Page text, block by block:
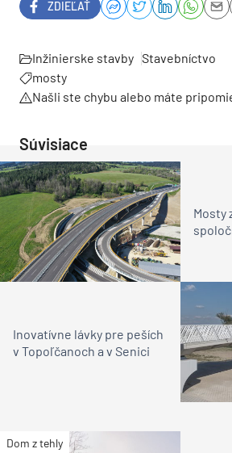
ZDIEĽAŤ
Inžinierske stavby Stavebníctvo
mosty
Našli ste chybu alebo máte
Súvisiace
Mosty
Inovatívne lávky pre peších
v Topoľčanoch a v Senici
Dom z tehly